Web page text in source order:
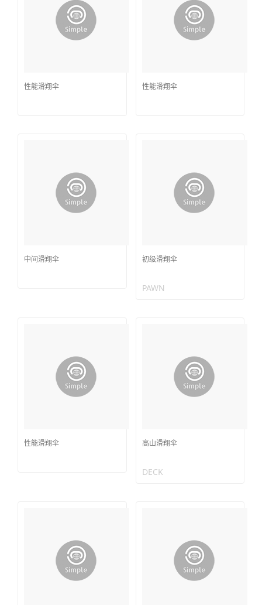
性能滑翔伞 性能滑翔伞
中间滑翔伞 初级滑翔伞
PAWN
性能滑翔伞 高山滑翔伞
DECK